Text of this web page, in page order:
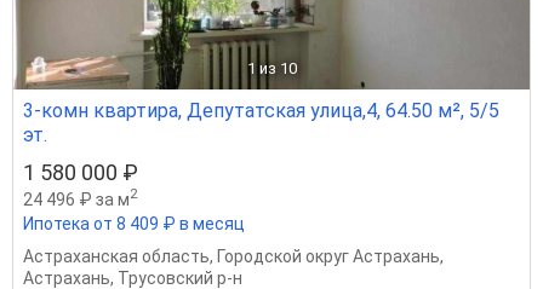
1 из 10
3-комн квартира, Депутатская улица,4, 64.50 м², 5/5
эт.
1 580 000 ₽
24 496 ₽ за м2
Ипотека от 8 409 ₽ в месяц
Астраханская область, Городской округ Астрахань,
Астрахань, Трусовский р-н